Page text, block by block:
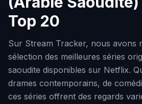
Top 20
Sur Stream Tracker, nous avons
sélection des meilleures séries
saoudite disponibles sur Netflix.
drames contemporains, de
ces séries offrent des regards